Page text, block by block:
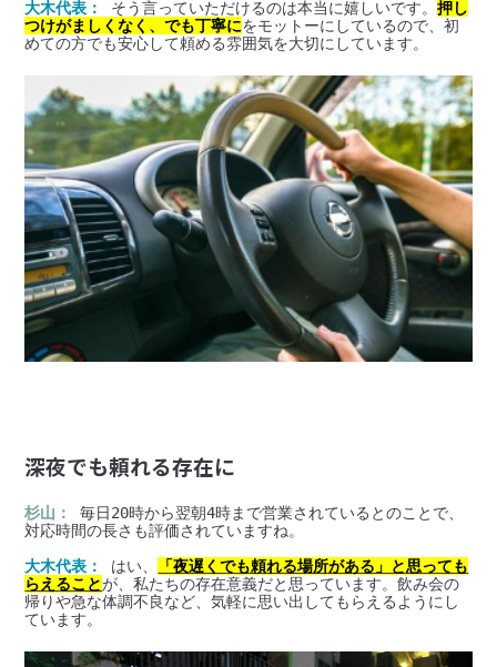
大木代表：
そう言っていただけるのは本当に嬉しいです。押し
つけがましくなく、でも丁寧にをモットーにしているので、初
めての方でも安心して頼める雰囲気を大切にしています。
深夜でも頼れる存在に
杉山：
毎日20時から翌朝4時まで営業されているとのことで、
対応時間の長さも評価されていますね。
大木代表：
はい、
「夜遅くでも頼れる場所がある」と思っても
らえることが、私たちの存在意義だと思っています。飲み会の
帰りや急な体調不良など、気軽に思い出してもらえるようにし
ています。